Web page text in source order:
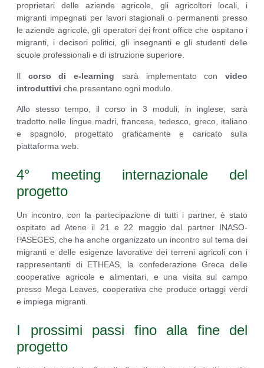
proprietari delle aziende agricole, gli agricoltori locali, i
migranti impegnati per lavori stagionali o permanenti presso
le aziende agricole, gli operatori dei front office che ospitano i
migranti, i decisori politici, gli insegnanti e gli studenti delle
scuole professionali e di istruzione superiore.
Il corso di e-learning sarà implementato convideo
introduttivi che presentano ogni modulo.
Allo stesso tempo, il corso in 3 moduli, in inglese, sarà
tradotto nelle lingue madri, francese, tedesco, greco, italiano
e spagnolo, progettato graficamente e caricato sulla
piattaforma web.
4° meeting internazionale del
progetto
Un incontro, con la partecipazione di tutti i partner, è stato
ospitato ad Atene il 21 e 22 maggio dal partner INASO-
PASEGES, che ha anche organizzato un incontro sul tema dei
migranti e delle esigenze lavorative dei terreni agricoli con i
rappresentanti di ETHEAS, la confederazione Greca delle
cooperative agricole e alimentari, e una visita sul campo
presso Mega Leaves, cooperativa che produce ortaggi verdi
e impiega migranti.
I prossimi passi fino alla fine del
progetto